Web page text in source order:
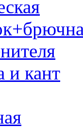
и кант